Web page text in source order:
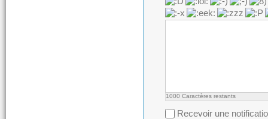
1000 Caractères restants
Recevoir une